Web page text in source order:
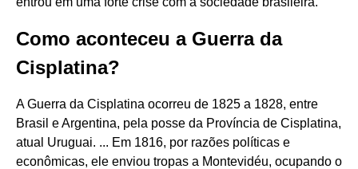
Como aconteceu a Guerra da
Cisplatina?
A Guerra da Cisplatina ocorreu de 1825 a 1828, entre
Brasil e Argentina, pela posse da Província de Cisplatina,
atual Uruguai. ... Em 1816, por razões políticas e
econômicas, ele enviou tropas a Montevidéu, ocupando o